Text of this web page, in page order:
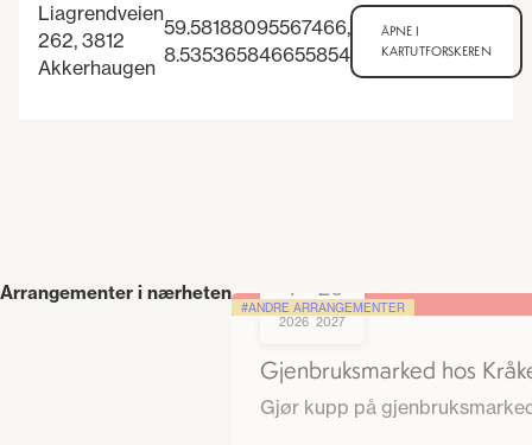
Liagrendveien
262, 3812
Akkerhaugen
59.58188095567466,
8.535365846655854
ÅPNE I
KARTUTFORSKEREN
Arrangementer i nærheten
ANDRE ARRANGEMENTER
7
AUG
2026
-26
NOV
2027
Gjenbruksmarked hos
Gjør kupp på